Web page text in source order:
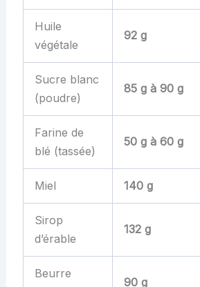
Huile
végétale
92 g
Sucre blanc
(poudre)
85 g à 90 g
Farine de
blé (tassée)
50 g à 60 g
Miel 140 g
Sirop
d’érable
132 g
Beurre
90 g